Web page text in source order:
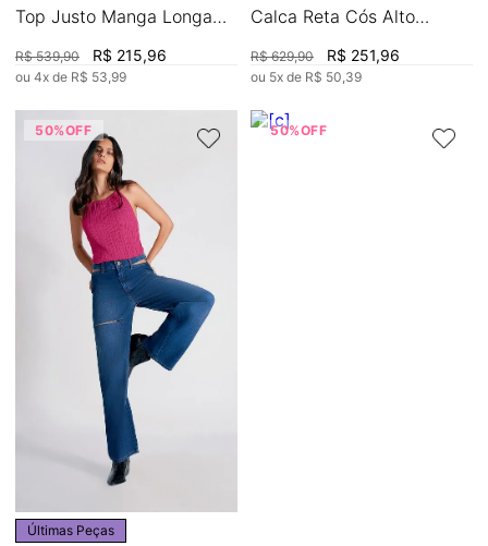
Top Justo Manga Longa
R$ 539,90 R$ 215,96
ou 4x de R$ 53 99
Calca Reta Cós Alto
R$ 629,90 R$ 251,96
ou 5x de R$ 50 39
50%OFF
Últimas Peças
50%OFF